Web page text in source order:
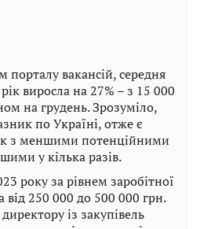
порталу вакансій, середня
виросла на 27% – з 15 000
на грудень. Зрозуміло,
по Україні, отже є
з меншими потенційними
у кілька разів.
року за рівнем заробітної
250 000 до 500 000 грн.
із закупівель